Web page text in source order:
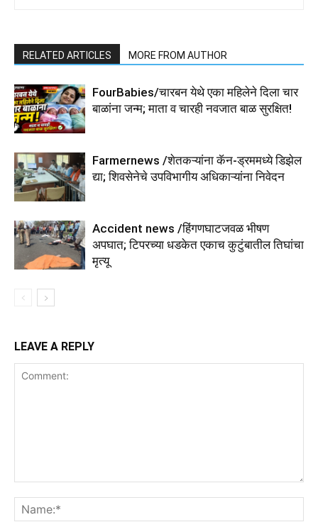
RELATED ARTICLES MORE FROM AUTHOR
FourBabies/चारबन येथे एका महिलेने दिला चार
बाळांना जन्म; माता व चारही नवजात बाळ सुरक्षित!
Farmernews /शेतकऱ्यांना कॅन-ड्रममध्ये डिझेल
द्या; शिवसेनेचे उपविभागीय अधिकाऱ्यांना निवेदन
Accident news /हिंगणघाटजवळ भीषण
अपघात; टिपरच्या धडकेत एकाच कुटुंबातील तिघांचा
मृत्यू
LEAVE A REPLY